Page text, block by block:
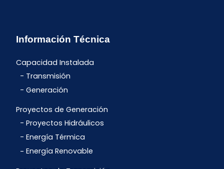
Información Técnica
Capacidad Instalada
Transmisión
Generación
Proyectos de Generación
Proyectos Hidráulicos
Energía Térmica
Energía Renovable